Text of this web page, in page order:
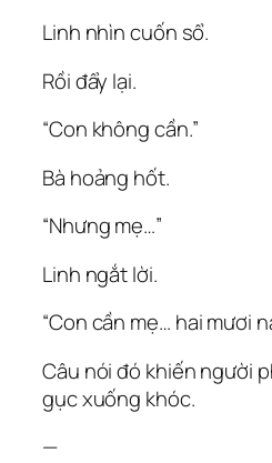
Linh nhìn cuốn sổ.
Rồi đẩy lại.
“Con không cần.”
Bà hoảng hốt.
“Nhưng mẹ…”
Linh ngắt lời.
“Con cần mẹ… hai mươi
Câu nói đó khiến người
gục xuống khóc.
—